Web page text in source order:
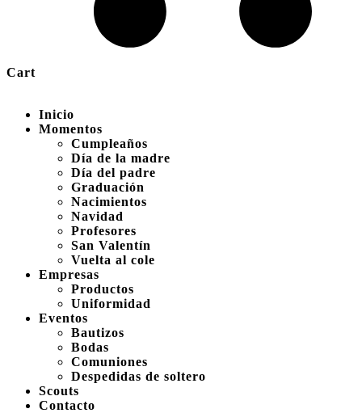
Cart
Inicio
Momentos
Cumpleaños
Día de la madre
Día del padre
Graduación
Nacimientos
Navidad
Profesores
San Valentín
Vuelta al cole
Empresas
Productos
Uniformidad
Eventos
Bautizos
Bodas
Comuniones
Despedidas de soltero
Scouts
Contacto